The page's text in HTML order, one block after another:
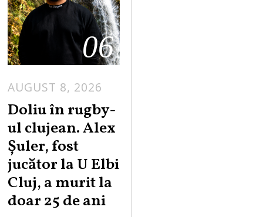
06
AUGUST 8, 2026
Doliu în rugby-
ul clujean. Alex
Șuler, fost
jucător la U Elbi
Cluj, a murit la
doar 25 de ani